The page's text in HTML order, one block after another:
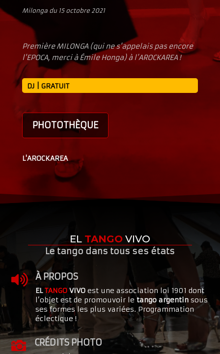
Milonga du 15 octobre 2021
Première MILONGA (qui ne s'appelais pas encore
l'EPOCA, merci à Émile Honga) à l’AROCKAREA !
DJ | GRATUIT
PHOTOTHÈQUE
L'AROCKAREA
EL TANGO VIVO
Le tango dans tous ses états
 À PROPOS
ELTANGO VIVOest une association loi 1901 dont
l’objet est de promouvoir le tango argentinsous
ses formes les plus variées. Programmation
éclectique !
 CRÉDITS PHOTO